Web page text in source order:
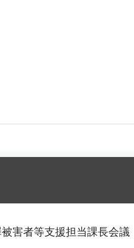
害者等支援担当課長会議